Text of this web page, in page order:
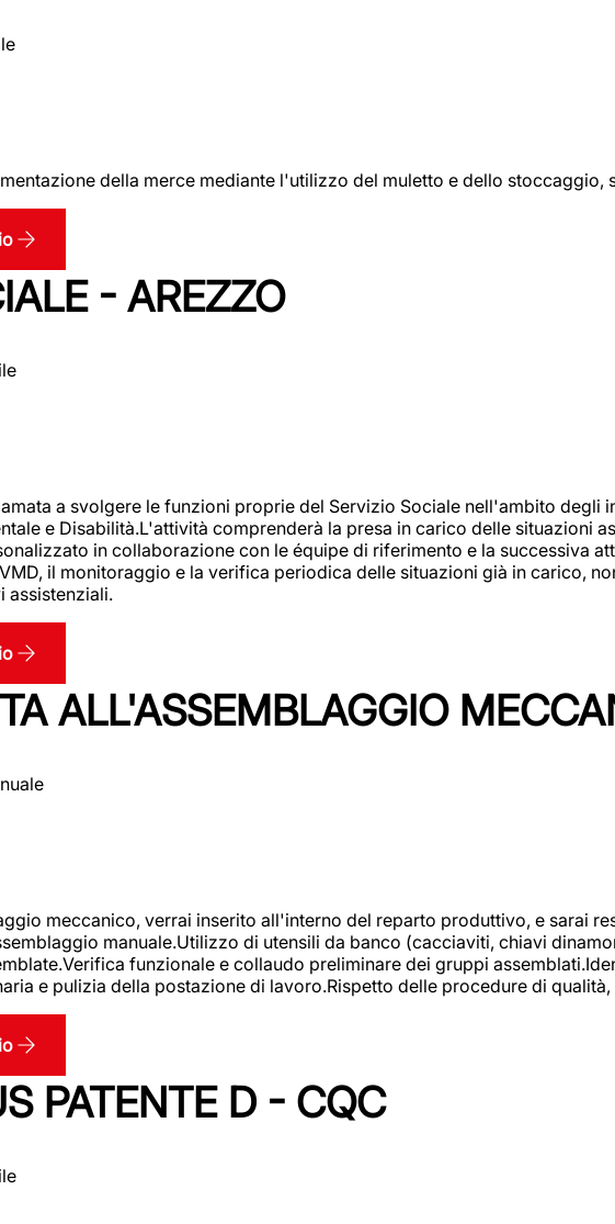
della merce mediante l'utilizzo del muletto e dello
- AREZZO
a svolgere le funzioni proprie del Servizio Sociale nell'ambito
e Disabilità.L'attività comprenderà la presa in carico delle situazioni
in collaborazione con le équipe di riferimento e la successiva
il monitoraggio e la verifica periodica delle situazioni già in carico,
assistenziali.
ALL'ASSEMBLAGGIO
meccanico, verrai inserito all'interno del reparto produttivo, e sarai
manuale.Utilizzo di utensili da banco (cacciaviti, chiavi
funzionale e collaudo preliminare dei gruppi
e pulizia della postazione di lavoro.Rispetto delle procedure di
PATENTE D - CQC